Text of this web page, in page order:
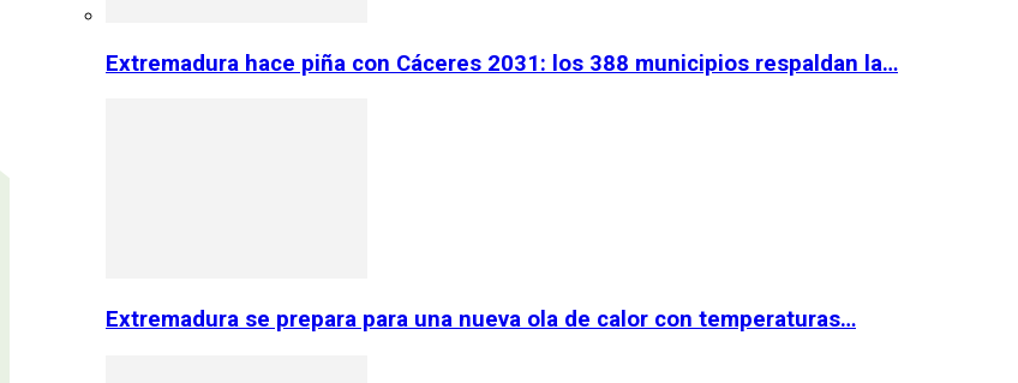
Extremadura hace piña con Cáceres 2031: los 388 municipios respaldan la…
Extremadura se prepara para una nueva ola de calor con temperaturas…